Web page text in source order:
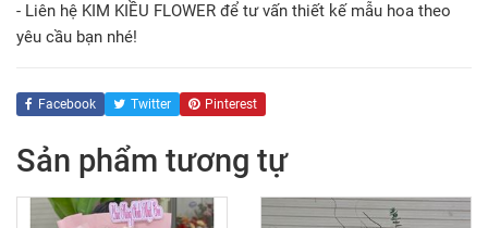
- Liên hệ KIM KIỀU FLOWER để tư vấn thiết kế mẫu hoa theo
yêu cầu bạn nhé!
Facebook Twitter Pinterest
Sản phẩm tương tự